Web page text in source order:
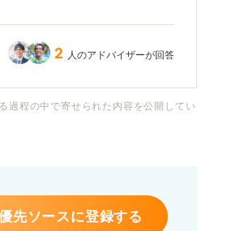
持って伝えたいと思ってい
をいただきたいです。
てください。
2 人のアドバイザーが回答
過程の中で寄せられた内容を公開してい
先ソースに登録する